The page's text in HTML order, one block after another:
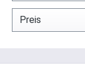
Preis